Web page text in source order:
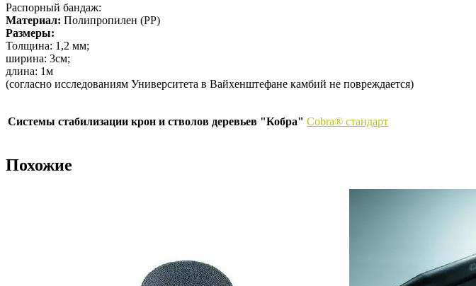
Распорный бандаж:
Материал: Полипропилен (РР)
Размеры:
Толщина: 1,2 мм;
ширина: 3см;
длина: 1м
(согласно исследованиям Университета в Вайхенштефане камбий не повреждается)
Системы стабилизации крон и стволов деревьев "Кобра" Cobra® стандарт
Похожие